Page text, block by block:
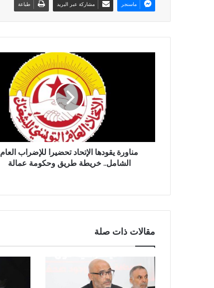
ماسنجر مشاركة عبر البريد طباعة
مناورة يقودها الإتحاد تحضيرا للإضراب العام
الشامل.. خريطة طريق وحكومة عمالة
مقالات ذات صلة